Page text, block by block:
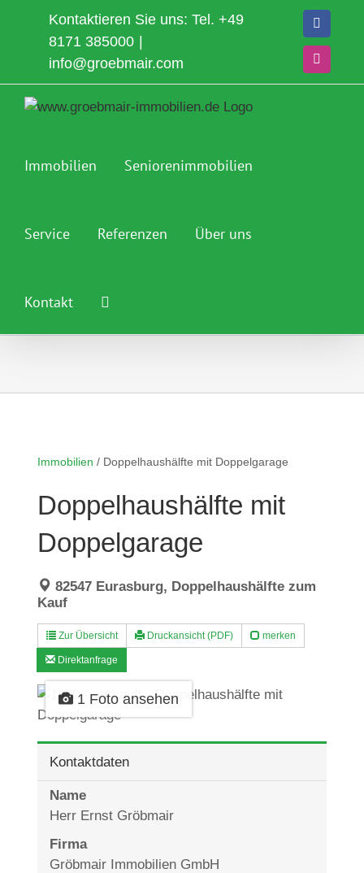
springen
Kontaktieren Sie uns: Tel. +49
8171 385000 |
info@groebmair.com
Immobilien Seniorenimmobilien
Service Referenzen Über uns
Kontakt
Immobilien / Doppelhaushälfte mit Doppelgarage
Doppelhaushälfte mit
Doppelgarage
82547 Eurasburg, Doppelhaushälfte zum
Kauf
Zur Übersicht Druckansicht (PDF) merken
Direktanfrage
1 Foto ansehen
Kontaktdaten
Name
Herr Ernst Gröbmair
Firma
Gröbmair Immobilien GmbH